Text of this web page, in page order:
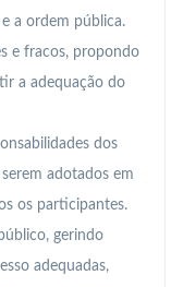
a ordem pública.
e fracos, propondo
a adequação do
dos
adotados em
os participantes.
gerindo
adequadas,